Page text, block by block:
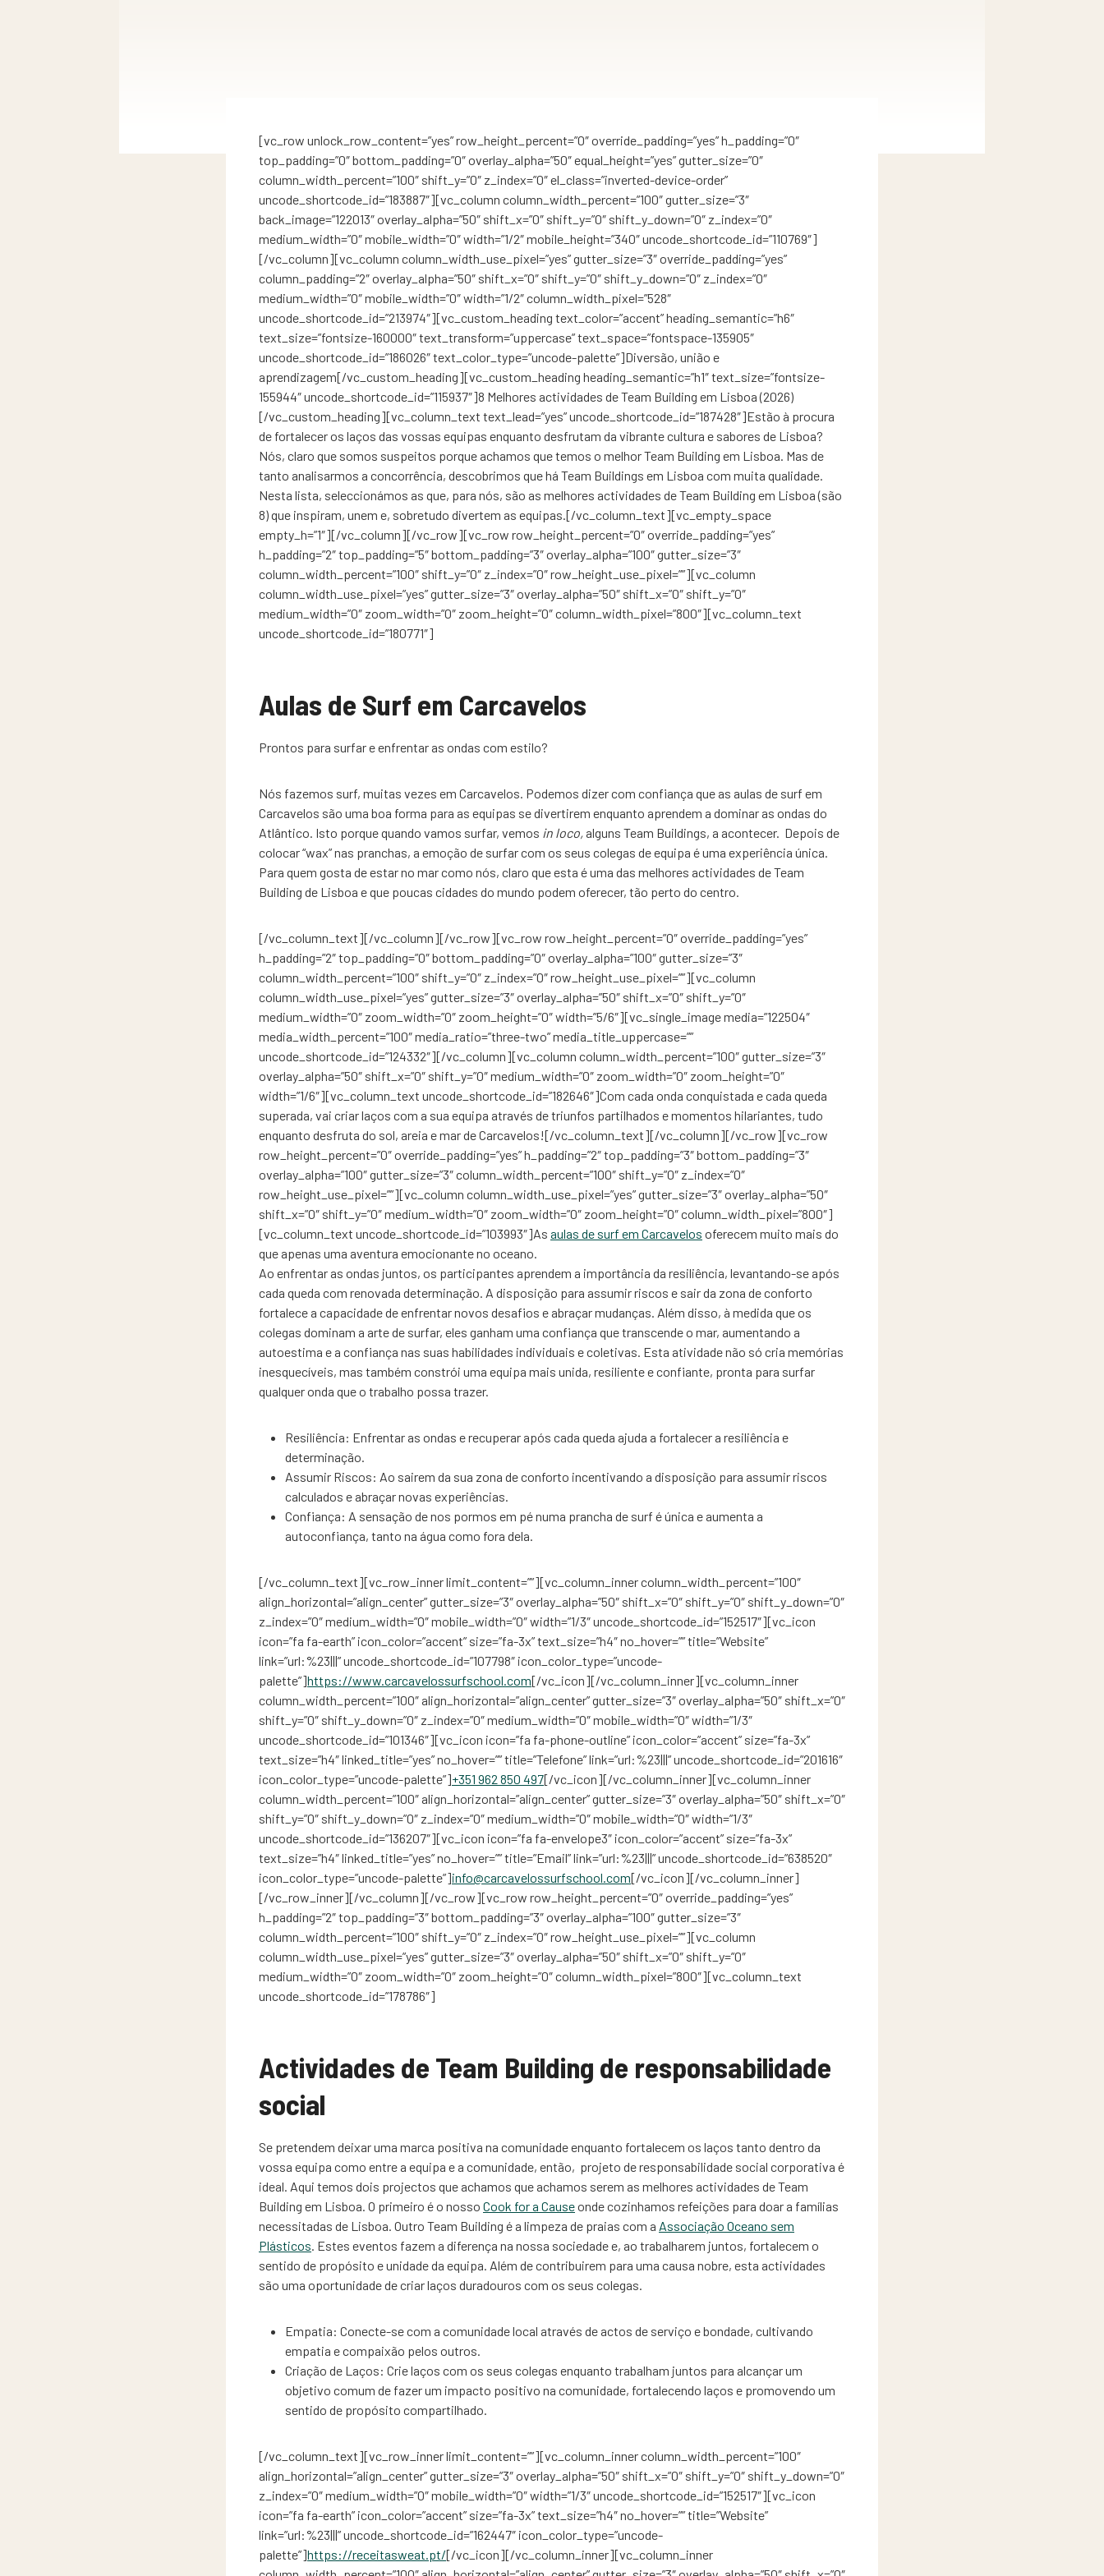
[vc_row unlock_row_content=”yes” row_height_percent=”0″ override_padding=”yes” h_padding=”0″
top_padding=”0″ bottom_padding=”0″ overlay_alpha=”50″ equal_height=”yes” gutter_size=”0″
column_width_percent=”100″ shift_y=”0″ z_index=”0″ el_class=”inverted-device-order”
uncode_shortcode_id=”183887″][vc_column column_width_percent=”100″ gutter_size=”3″
back_image=”122013″ overlay_alpha=”50″ shift_x=”0″ shift_y=”0″ shift_y_down=”0″ z_index=”0″
medium_width=”0″ mobile_width=”0″ width=”1/2″ mobile_height=”340″ uncode_shortcode_id=”110769″]
[/vc_column][vc_column column_width_use_pixel=”yes” gutter_size=”3″ override_padding=”yes”
column_padding=”2″ overlay_alpha=”50″ shift_x=”0″ shift_y=”0″ shift_y_down=”0″ z_index=”0″
medium_width=”0″ mobile_width=”0″ width=”1/2″ column_width_pixel=”528″
uncode_shortcode_id=”213974″][vc_custom_heading text_color=”accent” heading_semantic=”h6″
text_size=”fontsize-160000″ text_transform=”uppercase” text_space=”fontspace-135905″
uncode_shortcode_id=”186026″ text_color_type=”uncode-palette”]Diversão, união e
aprendizagem[/vc_custom_heading][vc_custom_heading heading_semantic=”h1″ text_size=”fontsize-
155944″ uncode_shortcode_id=”115937″]8 Melhores actividades de Team Building em Lisboa (2026)
[/vc_custom_heading][vc_column_text text_lead=”yes” uncode_shortcode_id=”187428″]Estão à procura
de fortalecer os laços das vossas equipas enquanto desfrutam da vibrante cultura e sabores de Lisboa?
Nós, claro que somos suspeitos porque achamos que temos o melhor Team Building em Lisboa. Mas de
tanto analisarmos a concorrência, descobrimos que há Team Buildings em Lisboa com muita qualidade.
Nesta lista, seleccionámos as que, para nós, são as melhores actividades de Team Building em Lisboa (são
8) que inspiram, unem e, sobretudo divertem as equipas.[/vc_column_text][vc_empty_space
empty_h=”1″][/vc_column][/vc_row][vc_row row_height_percent=”0″ override_padding=”yes”
h_padding=”2″ top_padding=”5″ bottom_padding=”3″ overlay_alpha=”100″ gutter_size=”3″
column_width_percent=”100″ shift_y=”0″ z_index=”0″ row_height_use_pixel=””][vc_column
column_width_use_pixel=”yes” gutter_size=”3″ overlay_alpha=”50″ shift_x=”0″ shift_y=”0″
medium_width=”0″ zoom_width=”0″ zoom_height=”0″ column_width_pixel=”800″][vc_column_text
uncode_shortcode_id=”180771″]
Aulas de Surf em Carcavelos
Prontos para surfar e enfrentar as ondas com estilo?
Nós fazemos surf, muitas vezes em Carcavelos. Podemos dizer com confiança que as aulas de surf em
Carcavelos são uma boa forma para as equipas se divertirem enquanto aprendem a dominar as ondas do
Atlântico. Isto porque quando vamos surfar, vemos in loco, alguns Team Buildings, a acontecer. Depois de
colocar “wax” nas pranchas, a emoção de surfar com os seus colegas de equipa é uma experiência única.
Para quem gosta de estar no mar como nós, claro que esta é uma das melhores actividades de Team
Building de Lisboa e que poucas cidades do mundo podem oferecer, tão perto do centro.
[/vc_column_text][/vc_column][/vc_row][vc_row row_height_percent=”0″ override_padding=”yes”
h_padding=”2″ top_padding=”0″ bottom_padding=”0″ overlay_alpha=”100″ gutter_size=”3″
column_width_percent=”100″ shift_y=”0″ z_index=”0″ row_height_use_pixel=””][vc_column
column_width_use_pixel=”yes” gutter_size=”3″ overlay_alpha=”50″ shift_x=”0″ shift_y=”0″
medium_width=”0″ zoom_width=”0″ zoom_height=”0″ width=”5/6″][vc_single_image media=”122504″
media_width_percent=”100″ media_ratio=”three-two” media_title_uppercase=””
uncode_shortcode_id=”124332″][/vc_column][vc_column column_width_percent=”100″ gutter_size=”3″
overlay_alpha=”50″ shift_x=”0″ shift_y=”0″ medium_width=”0″ zoom_width=”0″ zoom_height=”0″
width=”1/6″][vc_column_text uncode_shortcode_id=”182646″]Com cada onda conquistada e cada queda
superada, vai criar laços com a sua equipa através de triunfos partilhados e momentos hilariantes, tudo
enquanto desfruta do sol, areia e mar de Carcavelos![/vc_column_text][/vc_column][/vc_row][vc_row
row_height_percent=”0″ override_padding=”yes” h_padding=”2″ top_padding=”3″ bottom_padding=”3″
overlay_alpha=”100″ gutter_size=”3″ column_width_percent=”100″ shift_y=”0″ z_index=”0″
row_height_use_pixel=””][vc_column column_width_use_pixel=”yes” gutter_size=”3″ overlay_alpha=”50″
shift_x=”0″ shift_y=”0″ medium_width=”0″ zoom_width=”0″ zoom_height=”0″ column_width_pixel=”800″]
[vc_column_text uncode_shortcode_id=”103993″]As aulas de surf em Carcavelos oferecem muito mais do
que apenas uma aventura emocionante no oceano.
Ao enfrentar as ondas juntos, os participantes aprendem a importância da resiliência, levantando-se após
cada queda com renovada determinação. A disposição para assumir riscos e sair da zona de conforto
fortalece a capacidade de enfrentar novos desafios e abraçar mudanças. Além disso, à medida que os
colegas dominam a arte de surfar, eles ganham uma confiança que transcende o mar, aumentando a
autoestima e a confiança nas suas habilidades individuais e coletivas. Esta atividade não só cria memórias
inesquecíveis, mas também constrói uma equipa mais unida, resiliente e confiante, pronta para surfar
qualquer onda que o trabalho possa trazer.
Resiliência: Enfrentar as ondas e recuperar após cada queda ajuda a fortalecer a resiliência e
determinação.
Assumir Riscos: Ao sairem da sua zona de conforto incentivando a disposição para assumir riscos
calculados e abraçar novas experiências.
Confiança: A sensação de nos pormos em pé numa prancha de surf é única e aumenta a
autoconfiança, tanto na água como fora dela.
[/vc_column_text][vc_row_inner limit_content=””][vc_column_inner column_width_percent=”100″
align_horizontal=”align_center” gutter_size=”3″ overlay_alpha=”50″ shift_x=”0″ shift_y=”0″ shift_y_down=”0″
z_index=”0″ medium_width=”0″ mobile_width=”0″ width=”1/3″ uncode_shortcode_id=”152517″][vc_icon
icon=”fa fa-earth” icon_color=”accent” size=”fa-3x” text_size=”h4″ no_hover=”” title=”Website”
link=”url:%23|||” uncode_shortcode_id=”107798″ icon_color_type=”uncode-
palette”]https://www.carcavelossurfschool.com[/vc_icon][/vc_column_inner][vc_column_inner
column_width_percent=”100″ align_horizontal=”align_center” gutter_size=”3″ overlay_alpha=”50″ shift_x=”0″
shift_y=”0″ shift_y_down=”0″ z_index=”0″ medium_width=”0″ mobile_width=”0″ width=”1/3″
uncode_shortcode_id=”101346″][vc_icon icon=”fa fa-phone-outline” icon_color=”accent” size=”fa-3x”
text_size=”h4″ linked_title=”yes” no_hover=”” title=”Telefone” link=”url:%23|||” uncode_shortcode_id=”201616″
icon_color_type=”uncode-palette”]+351 962 850 497[/vc_icon][/vc_column_inner][vc_column_inner
column_width_percent=”100″ align_horizontal=”align_center” gutter_size=”3″ overlay_alpha=”50″ shift_x=”0″
shift_y=”0″ shift_y_down=”0″ z_index=”0″ medium_width=”0″ mobile_width=”0″ width=”1/3″
uncode_shortcode_id=”136207″][vc_icon icon=”fa fa-envelope3″ icon_color=”accent” size=”fa-3x”
text_size=”h4″ linked_title=”yes” no_hover=”” title=”Email” link=”url:%23|||” uncode_shortcode_id=”638520″
icon_color_type=”uncode-palette”]info@carcavelossurfschool.com[/vc_icon][/vc_column_inner]
[/vc_row_inner][/vc_column][/vc_row][vc_row row_height_percent=”0″ override_padding=”yes”
h_padding=”2″ top_padding=”3″ bottom_padding=”3″ overlay_alpha=”100″ gutter_size=”3″
column_width_percent=”100″ shift_y=”0″ z_index=”0″ row_height_use_pixel=””][vc_column
column_width_use_pixel=”yes” gutter_size=”3″ overlay_alpha=”50″ shift_x=”0″ shift_y=”0″
medium_width=”0″ zoom_width=”0″ zoom_height=”0″ column_width_pixel=”800″][vc_column_text
uncode_shortcode_id=”178786″]
Actividades de Team Building de responsabilidade
social
Se pretendem deixar uma marca positiva na comunidade enquanto fortalecem os laços tanto dentro da
vossa equipa como entre a equipa e a comunidade, então, projeto de responsabilidade social corporativa é
ideal. Aqui temos dois projectos que achamos que achamos serem as melhores actividades de Team
Building em Lisboa. O primeiro é o nosso Cook for a Causeonde cozinhamos refeições para doar a famílias
necessitadas de Lisboa. Outro Team Building é a limpeza de praias com a Associação Oceano sem
Plásticos . Estes eventos fazem a diferença na nossa sociedade e, ao trabalharem juntos, fortalecem o
sentido de propósito e unidade da equipa. Além de contribuirem para uma causa nobre, esta actividades
são uma oportunidade de criar laços duradouros com os seus colegas.
Empatia: Conecte-se com a comunidade local através de actos de serviço e bondade, cultivando
empatia e compaixão pelos outros.
Criação de Laços: Crie laços com os seus colegas enquanto trabalham juntos para alcançar um
objetivo comum de fazer um impacto positivo na comunidade, fortalecendo laços e promovendo um
sentido de propósito compartilhado.
[/vc_column_text][vc_row_inner limit_content=””][vc_column_inner column_width_percent=”100″
align_horizontal=”align_center” gutter_size=”3″ overlay_alpha=”50″ shift_x=”0″ shift_y=”0″ shift_y_down=”0″
z_index=”0″ medium_width=”0″ mobile_width=”0″ width=”1/3″ uncode_shortcode_id=”152517″][vc_icon
icon=”fa fa-earth” icon_color=”accent” size=”fa-3x” text_size=”h4″ no_hover=”” title=”Website”
link=”url:%23|||” uncode_shortcode_id=”162447″ icon_color_type=”uncode-
palette”]https://receitasweat.pt/[/vc_icon][/vc_column_inner][vc_column_inner